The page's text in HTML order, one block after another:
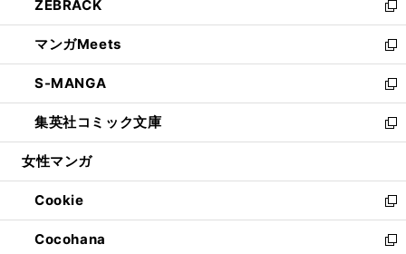
く
で
開
く
ド
ウ
で
開
く
ィ
ン
ド
ウ
で
開
く
い
ウ
ィ
ン
ド
ウ
で
開
ZEBRACK
新
し
い
ウ
ィ
ン
ド
ウ
開
く
マンガMeets
新
し
い
ウ
ィ
ン
ウ
で
開
く
S-MANGA
新
し
い
ウ
ン
ド
ウ
で
集英社コミック文庫
新
し
ウ
ィ
ン
ド
女性マンガ
Cookie
新
し
い
Cocohana
新